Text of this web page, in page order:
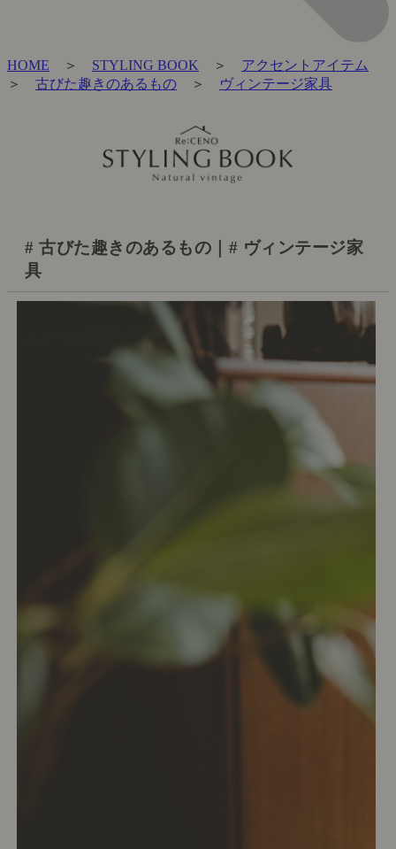
HOME ＞ STYLING BOOK ＞ アクセントアイテム
＞ 古びた趣きのあるもの ＞ ヴィンテージ家具
# 古びた趣きのあるもの｜# ヴィンテージ家
具